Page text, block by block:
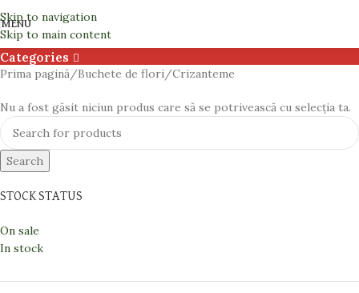
Skip to navigation
Skip to main content
MENU
Crizanteme
Categories
STOCK STATUS
On sale
In stock
Prima pagină Buchete de flori Crizanteme
Nu a fost găsit niciun produs care să se potrivească cu selecția ta.
Search